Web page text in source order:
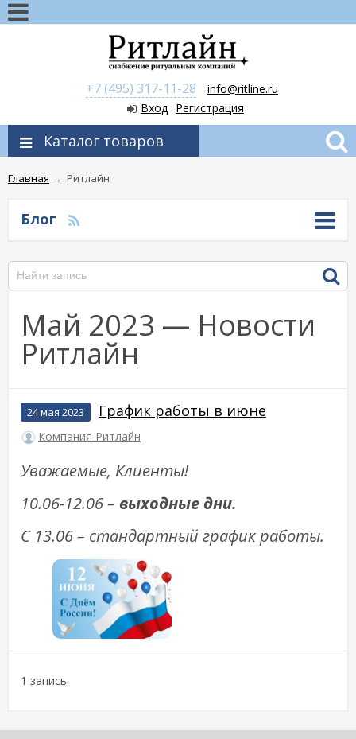
+7 (495) 317-11-28
info@ritline.ru
Вход
Регистрация
Каталог товаров
Главная → Ритлайн
Блог
Май 2023 — Новости
Ритлайн
24 мая 2023 График работы в июне
Компания Ритлайн
Уважаемые, Клиенты!
10.06-12.06 – выходные дни.
С 13.06 – стандартный график работы.
1 запись